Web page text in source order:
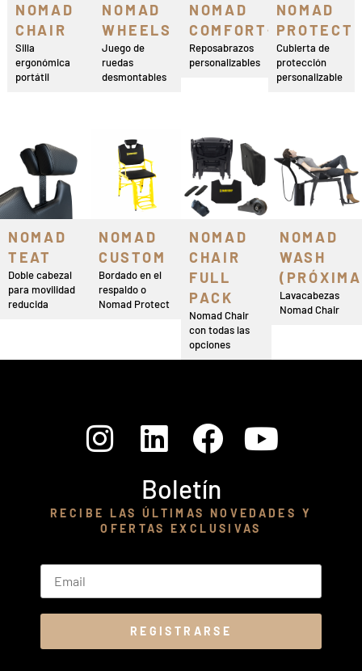
NOMAD
CHAIR
Silla
ergonómica
portátil
NOMAD
WHEELS
Juego de
ruedas
desmontables
NOMAD
COMFORT+
Reposabrazos
personalizables
NOMAD
PROTECT
Cubierta de
protección
personalizable
NOMAD
TEAT
Doble cabezal
para movilidad
reducida
NOMAD
CUSTOM
Bordado en el
respaldo o
Nomad Protect
NOMAD
CHAIR
FULL
PACK
Nomad Chair
con todas las
opciones
NOMAD
WASH
Lavacabezas
Nomad Chair
Boletín
RECIBE LAS ÚLTIMAS NOVEDADES Y
OFERTAS EXCLUSIVAS